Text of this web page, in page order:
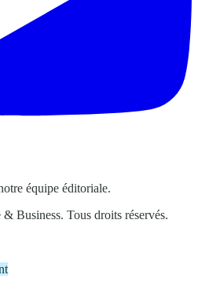
équipe éditoriale.
Business. Tous droits réservés.